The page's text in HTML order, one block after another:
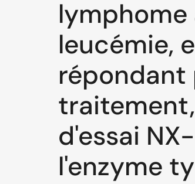
lymphome
leucémie,
répondant
d'essai
l'enzyme